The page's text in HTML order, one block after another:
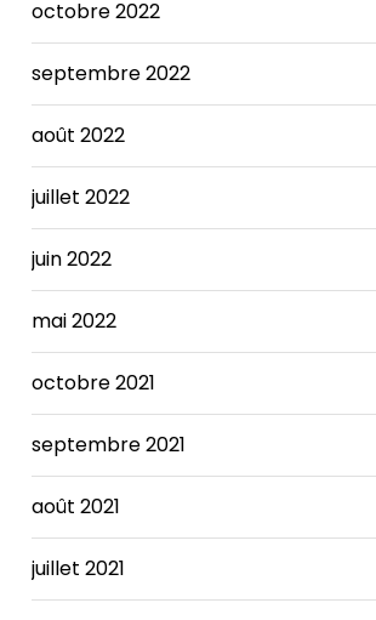
octobre 2022
septembre 2022
août 2022
juillet 2022
juin 2022
mai 2022
octobre 2021
septembre 2021
août 2021
juillet 2021
required
combination
service
and
reductions,
furloughs,
City's
"rainy
day"
Nike
SB x